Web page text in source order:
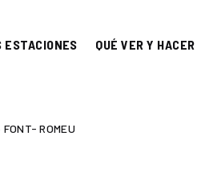
ESTACIONES QUÉ VER Y HACER
FONT- ROMEU